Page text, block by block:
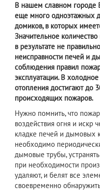
В нашем славном городе
еще много одноэтажных
домиков, в которых
Значительное
в результате не
неисправности печей и
соблюдения правил
эксплуатации. В
отопления достигают до
происходящих пожаров.
Нужно помнить, что
воздействия огня и искр
кладке печей и дымовых
необходимо
дымовые трубы,
при необходимости
удаляют, и белят все
своевременно